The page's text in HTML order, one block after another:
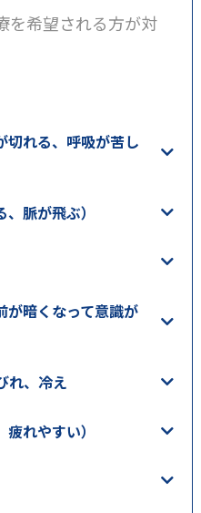
を希望される方が対
切れる、呼吸が苦し
脈が飛ぶ）
が暗くなって意識が
れ、冷え
れやすい）